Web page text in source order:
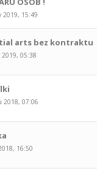
2019, 15:49
arts bez kontraktu
2019, 05:38
2018, 07:06
16:50